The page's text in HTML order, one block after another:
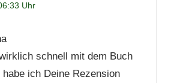
Uhr
schnell mit dem Buch
ich Deine Rezension